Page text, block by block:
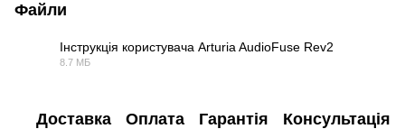
Файли
Інструкція користувача Arturia AudioFuse Rev2
8.7 МБ
Доставка Оплата Гарантія Консультація